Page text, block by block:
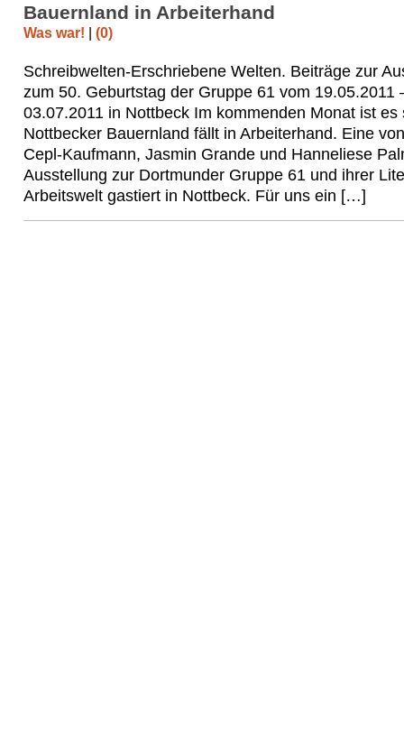
Bauernland in Arbeiterhand
Was war! | (0)
Schreibwelten-Erschriebene Welten. Beiträge zur
zum 50. Geburtstag der Gruppe 61 vom 19.05.2011
03.07.2011 in Nottbeck Im kommenden Monat ist es
Nottbecker Bauernland fällt in Arbeiterhand. Eine
Cepl-Kaufmann, Jasmin Grande und Hanneliese
Ausstellung zur Dortmunder Gruppe 61 und ihrer
Arbeitswelt gastiert in Nottbeck. Für uns ein […]